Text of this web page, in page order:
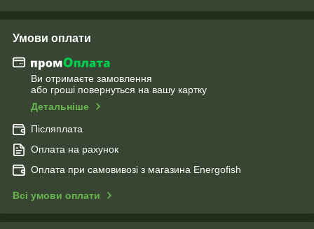
Умови оплати
Ви отримаєте замовлення
або гроші повернуться на вашу картку
Детальніше
Післяплата
Оплата на рахунок
Оплата при самовивозі з магазина Energofish
Всі умови оплати